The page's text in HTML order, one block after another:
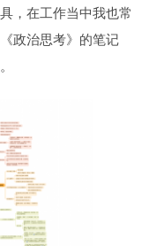
，在工作当中我也常
政治思考》的笔记